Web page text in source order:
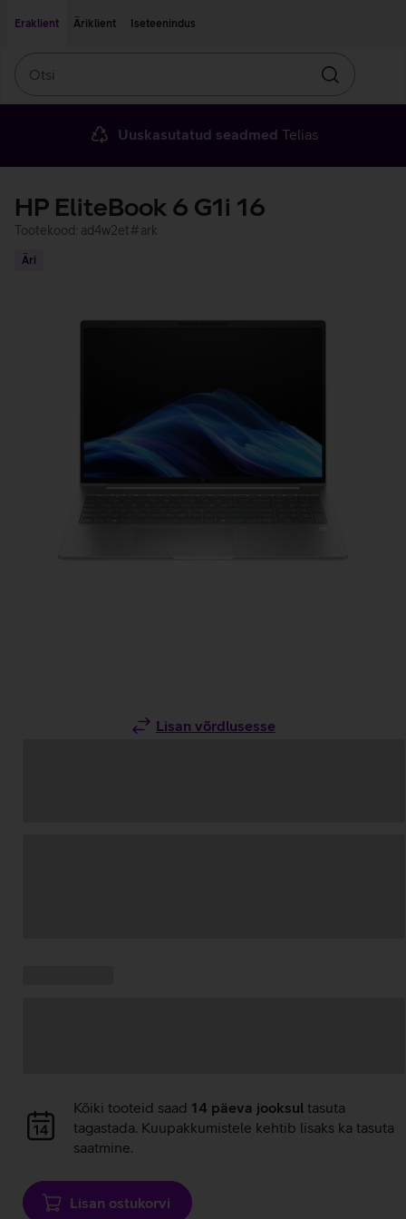
Eraklient
Äriklient Iseteenindus
Otsin
Uuskasutatud seadmed Telias
HP EliteBook 6 G1i 16
Tootekood: ad4w2et#ark
Äri
Lisan võrdlusesse
Andmete
laadimine
Kõiki tooteid saad 14 päeva jooksul tasuta
tagastada. Kuupakkumistele kehtib lisaks ka tasuta
saatmine.
Lisan ostukorvi